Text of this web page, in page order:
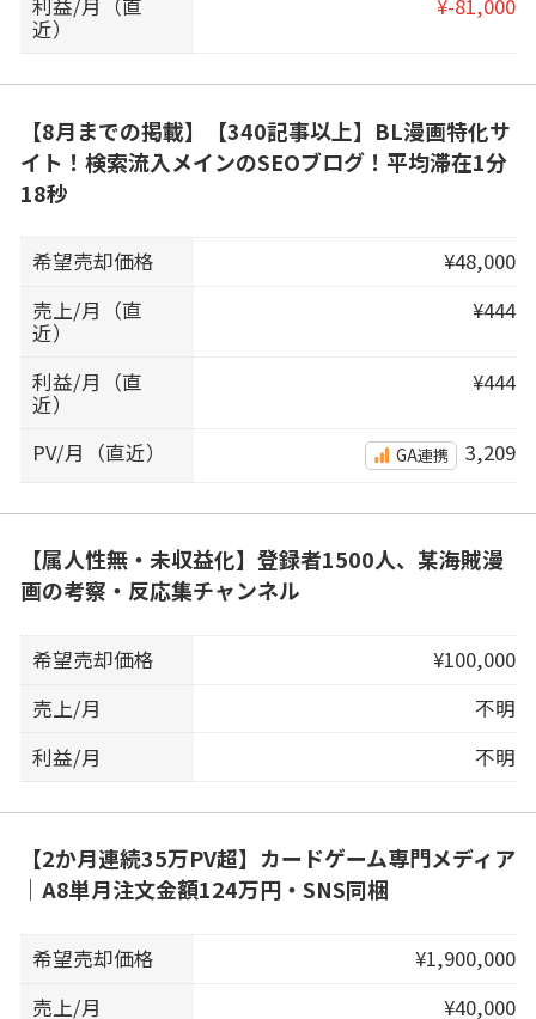
近）
【8月までの掲載】【340記事以上】BL漫画特化サ
イト！検索流入メインのSEOブログ！平均滞在1分
18秒
希望売却価格
¥48,000
売上/月（直
近）
¥444
利益/月（直
近）
¥444
PV/月（直近） GA連携 3,209
【属人性無・未収益化】登録者1500人、某海賊漫
画の考察・反応集チャンネル
希望売却価格
¥100,000
売上/月
不明
利益/月
不明
【2か月連続35万PV超】カードゲーム専門メディア
｜A8単月注文金額124万円・SNS同梱
希望売却価格
¥1,900,000
売上/月
¥40,000